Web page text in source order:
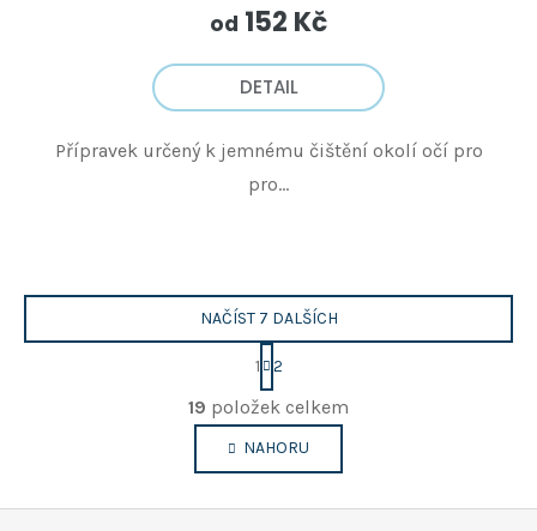
od 152 Kč
DETAIL
Přípravek určený k jemnému čištění okolí očí pro
pro...
O
v
l
á
d
NAČÍST 7 DALŠÍCH
S
t
r
á
n
k
v
1 2
19 položek celkem
NAHORU